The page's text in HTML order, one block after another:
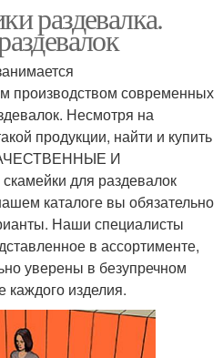
раздевалка.
производством современных
Несмотря на
продукции, найти и купить
И
для раздевалок
каталоге вы обязательно
Наши специалисты
в ассортименте,
уверены в безупречном
каждого изделия.